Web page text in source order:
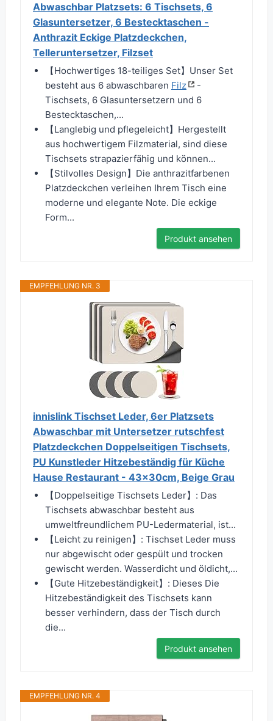
Abwaschbar Platzsets: 6 Tischsets, 6
Glasuntersetzer, 6 Bestecktaschen -
Anthrazit Eckige Platzdeckchen,
Telleruntersetzer, Filzset
【Hochwertiges 18-teiliges Set】Unser Set
besteht aus 6 abwaschbaren Filz
-
Tischsets, 6 Glasuntersetzern und 6
Bestecktaschen,...
【Langlebig und pflegeleicht】Hergestellt
aus hochwertigem Filzmaterial, sind diese
Tischsets strapazierfähig und können...
【Stilvolles Design】Die anthrazitfarbenen
Platzdeckchen verleihen Ihrem Tisch eine
moderne und elegante Note. Die eckige
Form...
Produkt ansehen
EMPFEHLUNG NR. 3
innislink Tischset Leder, 6er Platzsets
Abwaschbar mit Untersetzer rutschfest
Platzdeckchen Doppelseitigen Tischsets,
PU Kunstleder Hitzebeständig für Küche
Hause Restaurant - 43x30cm, Beige Grau
【Doppelseitige Tischsets Leder】: Das
Tischsets abwaschbar besteht aus
umweltfreundlichem PU-Ledermaterial, ist...
【Leicht zu reinigen】: Tischset Leder muss
nur abgewischt oder gespült und trocken
gewischt werden. Wasserdicht und öldicht,...
【Gute Hitzebeständigkeit】: Dieses Die
Hitzebeständigkeit des Tischsets kann
besser verhindern, dass der Tisch durch
die...
Produkt ansehen
EMPFEHLUNG NR. 4